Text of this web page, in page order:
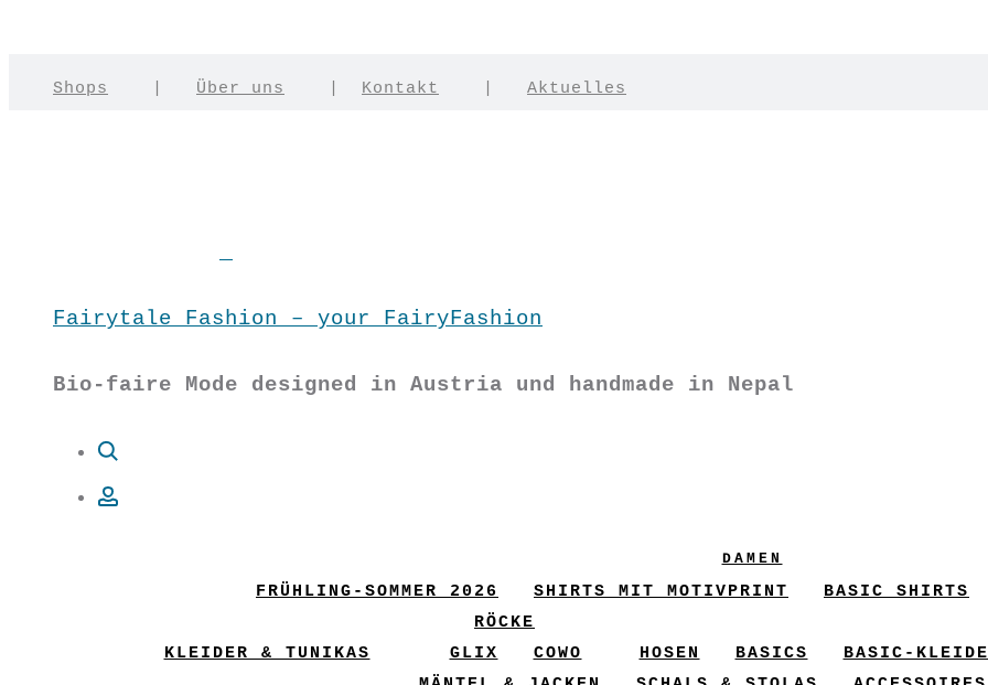
Shops Über uns Kontakt Aktuelles
Fairytale Fashion – your FairyFashion
Bio-faire Mode designed in Austria und handmade in Nepal
DAMEN
FRÜHLING-SOMMER 2026 SHIRTS MIT MOTIVPRINT BASIC SHIRTS
KLEIDER & TUNIKAS
RÖCKE
GLIX
COWO HOSEN BASICS
BASIC-